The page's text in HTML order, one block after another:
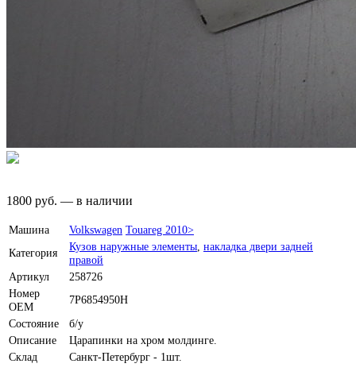
1800 руб. — в наличии
Машина Volkswagen Touareg 2010>
Категория
Кузов наружные элементы накладка двери задней
правой
Артикул
258726
Номер
OEM
7P6854950H
Состояние
б/у
Описание
Царапинки на хром молдинге.
Склад
Санкт-Петербург - 1шт.